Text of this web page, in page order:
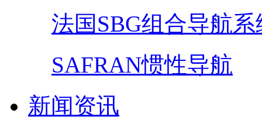
法国SBG组合导航系
SAFRAN惯性导航
新闻资讯